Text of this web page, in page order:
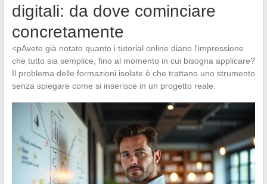
digitali: da dove cominciare
concretamente
<pAvete già notato quanto i tutorial online diano l'impressione
che tutto sia semplice, fino al momento in cui bisogna applicare?
Il problema delle formazioni isolate è che trattano uno strumento
senza spiegare come si inserisce in un progetto reale.